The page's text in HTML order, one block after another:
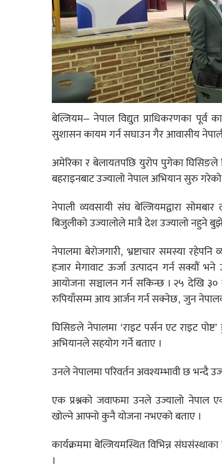
बेल्जियम– नेपाल विद्युत प्राधिकरणका पूर्व
सुशासन कायम गर्न सघाउन गैर आवासीय
अमेरिका र बेलायतपछि युरोप पुगेका
बहराइनबाट उज्यालो नेपाल अभियान सुरु
नेपाली व्यवसायी संघ बेल्जियमद्वारा
बिजुलीको उज्यालोले मात्रै देश उज्यालो
नेपालमा बेरोजगारी, भ्रष्टाचार समस्या
हजार मेगावाट ऊर्जा उत्पादन गर्न सक्यौं भने
आयोजना सञ्चालन गर्न सकिन्छ । २५ देखि
रुपियाँसम्म आय आर्जन गर्न सक्नेछ, जुन
घिसिङले नेपालमा ‘राइट पर्सन एट राइट
अभियानले सहयोग गर्ने बताए ।
उनले नेपालमा परिवर्तन अवश्यम्भावी छ भन्दै
एक प्रश्नको जवाफमा उनले उज्यालो नेपाल
खोल्ने आफ्नो कुनै योजना नभएको बताए ।
कार्यक्रममा बेल्जियमस्थित विभिन्न
।